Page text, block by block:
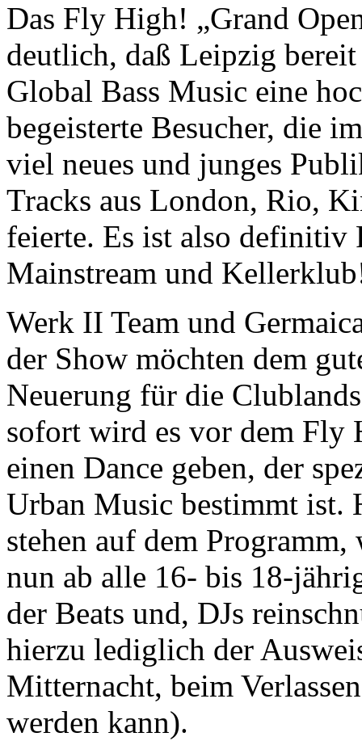
Das Fly High! „Grand
deutlich, daß Leipzig
Global Bass Music eine
begeisterte Besucher, die
viel neues und junges
Tracks aus London, Rio,
feierte. Es ist also definitiv
Mainstream und
Werk II Team und
der Show möchten dem
Neuerung für die
sofort wird es vor dem Fly
einen Dance geben, der
Urban Music bestimmt ist.
stehen auf dem
nun ab alle 16- bis 18-
der Beats und, DJs
hierzu lediglich der
Mitternacht, beim
werden kann).